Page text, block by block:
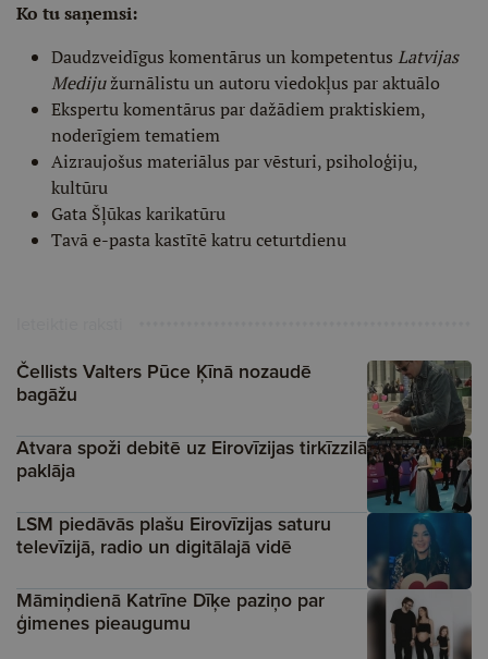
Ko tu saņemsi:
Daudzveidīgus komentārus un kompetentus Latvijas
Medijužurnālistu un autoru viedokļus par aktuālo
Ekspertu komentārus par dažādiem praktiskiem,
noderīgiem tematiem
Aizraujošus materiālus par vēsturi, psiholoģiju,
kultūru
Gata Šļūkas karikatūru
Tavā e-pasta kastītē katru ceturtdienu
Čellists Valters Pūce Ķīnā nozaudē
bagāžu
Atvara spoži debitē uz Eirovīzijas tirkīzzilā
paklāja
LSM piedāvās plašu Eirovīzijas saturu
televīzijā, radio un digitālajā vidē
Māmiņdienā Katrīne Dīķe paziņo par
ģimenes pieaugumu